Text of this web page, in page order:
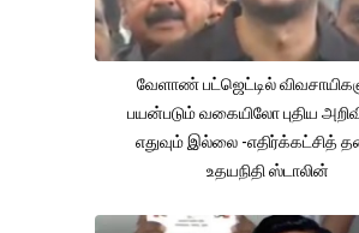
வேளாண் பட்ஜெட்டில்
பயன்படும் வகையிலோ புதிய
எதுவும் இல்லை -எதிர்க்கட்சித்
உதயநிதி ஸ்டாலின்